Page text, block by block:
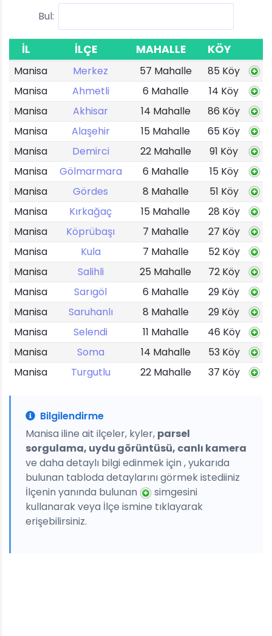
Bul:
İL İLÇE MAHALLE KÖY
Manisa Merkez 57 Mahalle
85 Köy
Manisa
Ahmetli 6 Mahalle
14 Köy
Manisa
Akhisar 14 Mahalle
86 Köy
Manisa
Alaşehir 15 Mahalle
65 Köy
Manisa
Demirci 22 Mahalle
91 Köy
Manisa
Gölmarmara 6 Mahalle
15 Köy
Manisa
Gördes 8 Mahalle
51 Köy
Manisa
Kırkağaç 15 Mahalle
28 Köy
Manisa
Köprübaşı 7 Mahalle
27 Köy
Manisa
Kula 7 Mahalle
52 Köy
Manisa
Salihli 25 Mahalle
72 Köy
Manisa
Sarıgöl 6 Mahalle
29 Köy
Manisa
Saruhanlı 8 Mahalle
29 Köy
Manisa
Selendi 11 Mahalle
46 Köy
Manisa
Soma 14 Mahalle
53 Köy
Manisa
Turgutlu 22 Mahalle 37 Köy
Bilgilendirme
Manisa iline ait ilçeler, kyler, parsel
sorgulama, uydu görüntüsü, canlı kamera
ve daha detaylı bilgi edinmek için , yukarıda
bulunan tabloda detaylarını görmek istediiniz
İlçenin yanında bulunan
simgesini
kullanarak veya İlçe ismine tıklayarak
erişebilirsiniz.